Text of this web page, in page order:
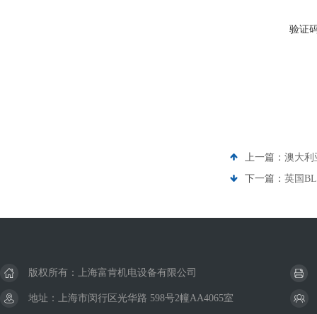
验证
上一篇： 澳大利
下一篇： 英国
版权所有：上海富肯机电设备有限公司
地址：上海市闵行区光华路 598号2幢AA4065室